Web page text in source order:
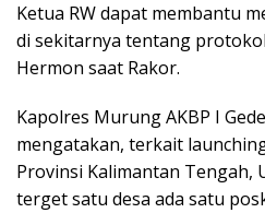
Ketua RW dapat membantu
di sekitarnya tentang
Hermon saat Rakor.
Kapolres Murung AKBP I
mengatakan, terkait
Provinsi Kalimantan Tengah,
terget satu desa ada satu